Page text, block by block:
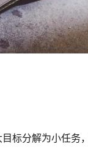
标分解为小任务